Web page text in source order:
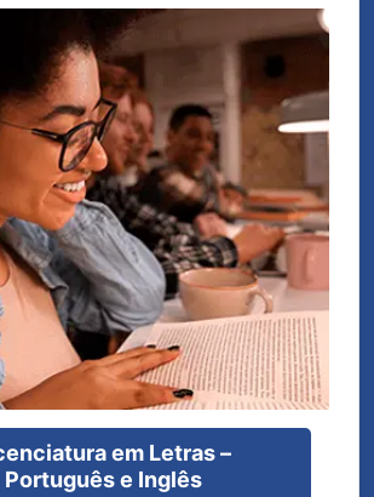
em Letras –
Português e Inglês